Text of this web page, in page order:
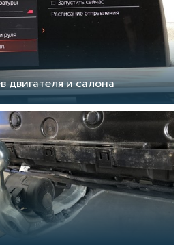
двигателя и салона